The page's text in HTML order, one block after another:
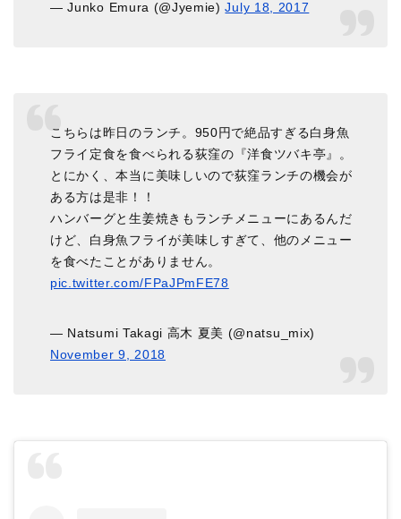
— Junko Emura (@Jyemie)July 18, 2017
こちらは昨日のランチ。950円で絶品すぎる白身魚
フライ定食を食べられる荻窪の『洋食ツバキ亭』。
とにかく、本当に美味しいので荻窪ランチの機会が
ある方は是非！！
ハンバーグと生姜焼きもランチメニューにあるんだ
けど、白身魚フライが美味しすぎて、他のメニュー
を食べたことがありません。
pic.twitter.com/FPaJPmFE78
— Natsumi Takagi 高木 夏美 (@natsu_mix)
November 9, 2018